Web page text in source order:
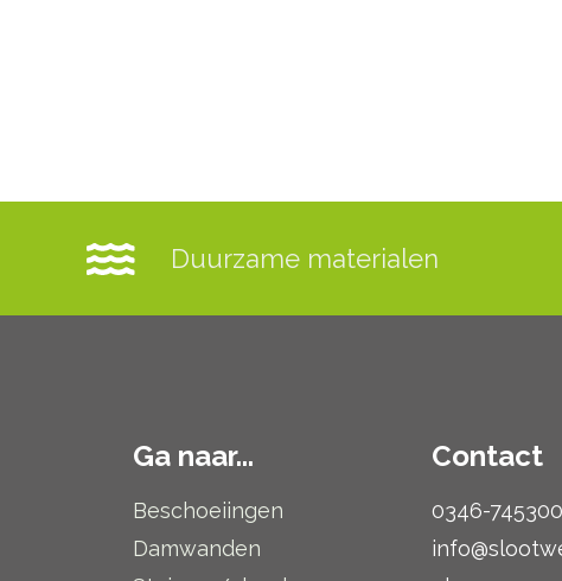
Duurzame materialen
Ga naar...
Beschoeiingen
Damwanden
Contact
0346-745300